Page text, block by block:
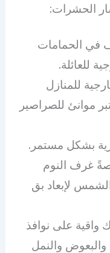
الحشرات:
في الحمامات
للعائلة.
للمنازل
موانئ للصراصير
بشكل مستمر.
غرف النوم
لإبعاد بق
على نوافذ
والنمل